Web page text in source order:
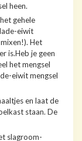
heen.
gehele
eiwit
Het
is.Heb je geen
het mengsel
eiwit mengsel
en laat de
staan. De
slagroom-